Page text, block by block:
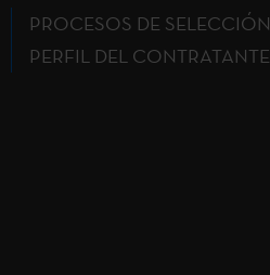
PROCESOS DE SELECCIÓN
PERFIL DEL CONTRATANTE